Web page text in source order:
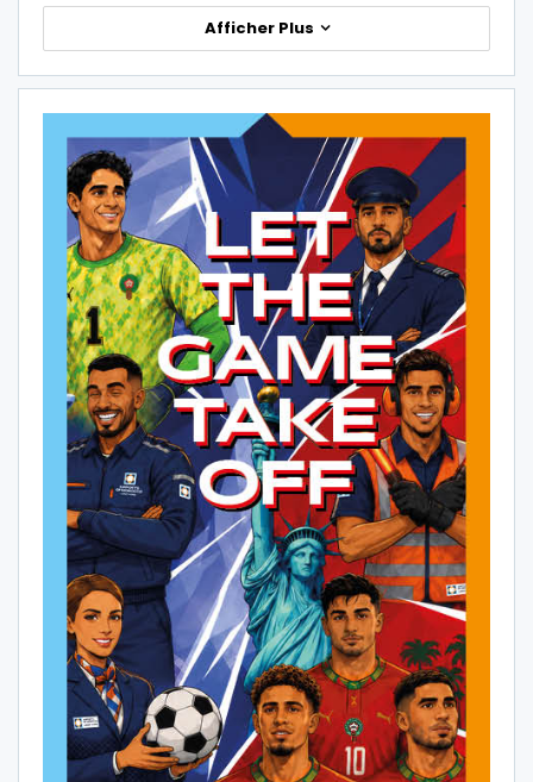
Afficher Plus